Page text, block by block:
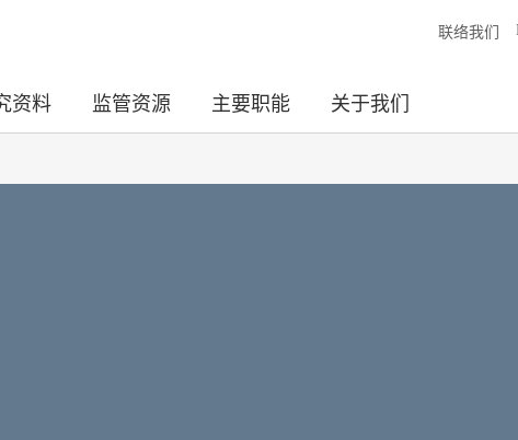
联络我们
资料 监管资源 主要职能 关于我们